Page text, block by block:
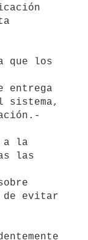
que los
entrega
sistema,
a la
las
de evitar